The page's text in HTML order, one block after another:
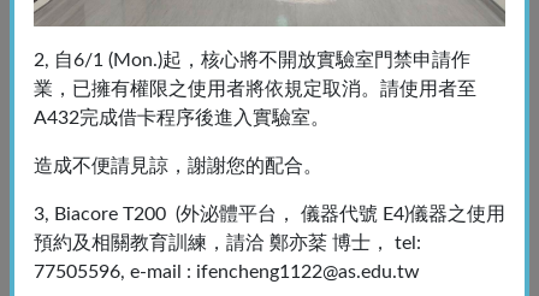
N5-微電腦控溫恆溫震盪反應儀
2, 自6/1 (Mon.)起，核心將不開放實驗室門禁申請作
業，已擁有權限之使用者將依規定取消。請使用者至
A432完成借卡程序後進入實驗室。
造成不便請見諒，謝謝您的配合。
3, Biacore T200 (外泌體平台， 儀器代號 E4)儀器之使用
預約及相關教育訓練，請洽 鄭亦棻 博士， tel:
77505596, e-mail : ifencheng1122@as.edu.tw